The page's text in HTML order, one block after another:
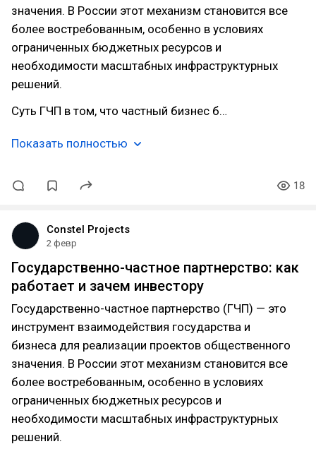
значения. В России этот механизм становится все
более востребованным, особенно в условиях
ограниченных бюджетных ресурсов и
необходимости масштабных инфраструктурных
решений.
Суть ГЧП в том, что частный бизнес б…
Показать полностью
18
Constel Projects
2 февр
Государственно-частное партнерство: как
работает и зачем инвестору
Государственно-частное партнерство (ГЧП) — это
инструмент взаимодействия государства и
бизнеса для реализации проектов общественного
значения. В России этот механизм становится все
более востребованным, особенно в условиях
ограниченных бюджетных ресурсов и
необходимости масштабных инфраструктурных
решений.